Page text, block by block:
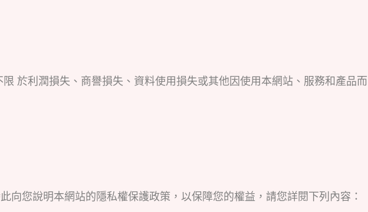
於利潤損失、商譽損失、資料使用損失或其他因使用本網站、服務和產品而
您說明本網站的隱私權保護政策，以保障您的權益，請您詳閱下列內容：